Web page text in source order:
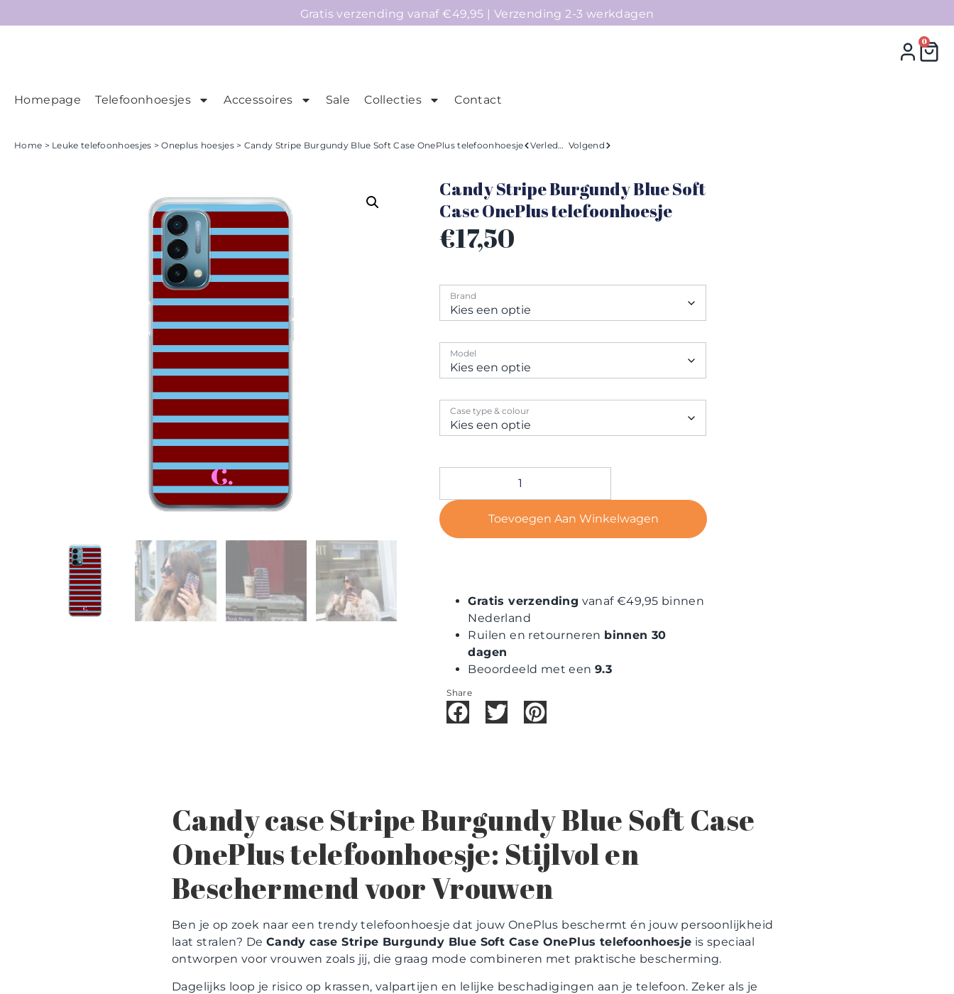
Gratis verzending vanaf €49,95 | Verzending 2-3 werkdagen
0
Homepage Telefoonhoesjes Accessoires Sale Collecties Contact
Home > Leuke telefoonhoesjes >Oneplus hoesjes> Candy Stripe Burgundy Blue Soft Case OnePlus telefoonhoesje Verleden Volgend
Candy Stripe Burgundy Blue Soft
Case OnePlus telefoonhoesje
€17,50
Brand
Model
Case type & colour
Toevoegen Aan Winkelwagen
Gratis verzending vanaf €49,95 binnen
Nederland
Ruilen en retourneren binnen 30
dagen
Beoordeeld met een9.3
Share
Candy case Stripe Burgundy Blue Soft Case
OnePlus telefoonhoesje: Stijlvol en
Beschermend voor Vrouwen
Ben je op zoek naar een trendy telefoonhoesje dat jouw OnePlus beschermt én jouw persoonlijkheid
laat stralen? De Candy case Stripe Burgundy Blue Soft Case OnePlus telefoonhoesje is speciaal
ontworpen voor vrouwen zoals jij, die graag mode combineren met praktische bescherming.
Dagelijks loop je risico op krassen, valpartijen en lelijke beschadigingen aan je telefoon. Zeker als je